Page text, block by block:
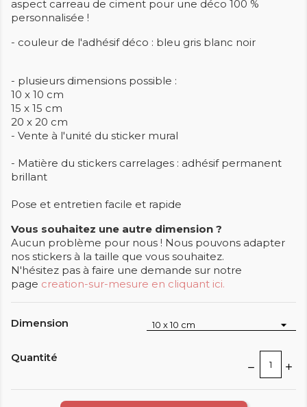
aspect carreau de ciment pour une déco 100 %
personnalisée !
- couleur de l'adhésif déco : bleu gris blanc noir
- plusieurs dimensions possible :
10 x 10 cm
15 x 15 cm
20 x 20 cm
- Vente à l'unité du sticker mural
- Matière du stickers carrelages : adhésif permanent
brillant
Pose et entretien facile et rapide
Vous souhaitez une autre dimension ?
Aucun problème pour nous ! Nous pouvons adapter
nos stickers à la taille que vous souhaitez.
N'hésitez pas à faire une demande sur notre
page creation-sur-mesure en cliquant ici.
Dimension
Quantité